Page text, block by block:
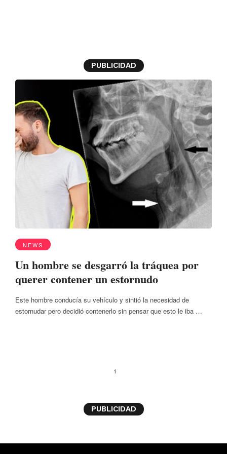
PUBLICIDAD
NEWS
Un hombre se desgarró la tráquea por
querer contener un estornudo
Este hombre conducía su vehículo y sintió la necesidad de
estornudar pero decidió contenerlo sin pensar que esto le iba …
1
PUBLICIDAD